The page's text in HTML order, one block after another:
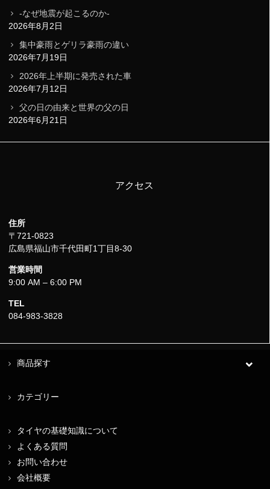
-なぜ地震が起こるのか-
2026年8月2日
集中豪雨とゲリラ豪雨の違い
2026年7月19日
2026年上半期に発売された車
2026年7月12日
父の日の由来と世界の父の日
2026年6月21日
アクセス
住所
〒721-0823
広島県福山市千代田町1丁目8-30
営業時間
9:00 AM – 6:00 PM
TEL
084-983-3828
商品探す
カテゴリー
タイヤの基礎知識について
よくある質問
お問い合わせ
会社概要